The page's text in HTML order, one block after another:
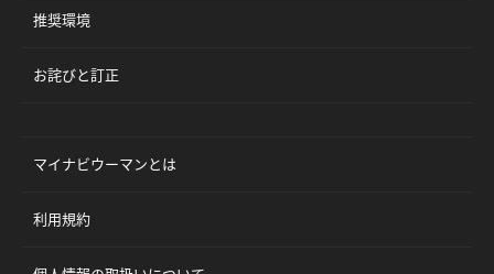
推奨環境
お詫びと訂正
マイナビウーマンとは
利用規約